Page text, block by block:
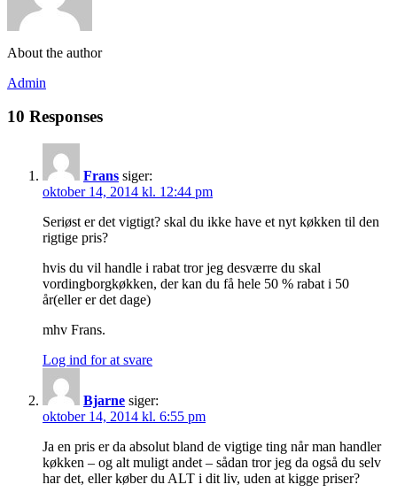
About the author
Admin
10 Responses
Frans siger:
oktober 14, 2014 kl. 12:44 pm
Seriøst er det vigtigt? skal du ikke have et nyt køkken til den
rigtige pris?
hvis du vil handle i rabat tror jeg desværre du skal
vordingborgkøkken, der kan du få hele 50 % rabat i 50
år(eller er det dage)
mhv Frans.
Log ind for at svare
Bjarne siger:
oktober 14, 2014 kl. 6:55 pm
Ja en pris er da absolut bland de vigtige ting når man handler
køkken – og alt muligt andet – sådan tror jeg da også du selv
har det, eller køber du ALT i dit liv, uden at kigge priser?